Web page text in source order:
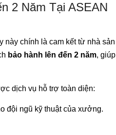
2 Năm Tại ASEAN
này chính là cam kết từ nhà sản
bảo hành lên đến 2 năm, giúp
dịch vụ hỗ trợ toàn diện:
đội ngũ kỹ thuật của xưởng.